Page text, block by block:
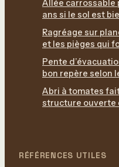
Allée carrossable
ans si le sol est
Ragréage sur
et les pièges qui
Pente
bon repère selon
Abri à tomates
structure ouverte
RÉFÉRENCES UTILES